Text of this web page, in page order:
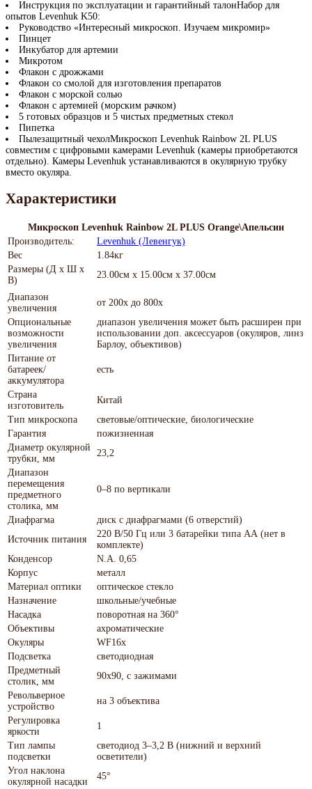
Инструкция по эксплуатации и гарантийный талонНабор для
опытов Levenhuk K50:
Руководство «Интересный микроскоп. Изучаем микромир»
Пинцет
Инкубатор для артемии
Микротом
Флакон с дрожжами
Флакон со смолой для изготовления препаратов
Флакон с морской солью
Флакон с артемией (морским рачком)
5 готовых образцов и 5 чистых предметных стекол
Пипетка
Пылезащитный чехолМикроскоп Levenhuk Rainbow 2L PLUS
совместим с цифровыми камерами Levenhuk (камеры приобретаются
отдельно). Камеры Levenhuk устанавливаются в окулярную трубку
вместо окуляра.
Характеристики
Микроскоп Levenhuk Rainbow 2L PLUS Orange\Апельсин
Производитель:
Levenhuk (Левенгук)
Вес
1.84кг
Размеры (Д х Ш х
В)
23.00см x 15.00см x 37.00см
Диапазон
увеличения
от 200х до 800х
Опциональные
возможности
увеличения
диапазон увеличения может быть расширен при
использовании доп. аксессуаров (окуляров, линз
Барлоу, объективов)
Питание от
батареек/
аккумулятора
есть
Страна
изготовитель
Китай
Тип микроскопа
световые/оптические, биологические
Гарантия
пожизненная
Диаметр окулярной
трубки, мм
23,2
Диапазон
перемещения
предметного
столика, мм
0–8 по вертикали
Диафрагма
диск с диафрагмами (6 отверстий)
Источник питания
220 В/50 Гц или 3 батарейки типа АА (нет в
комплекте)
Конденсор
N.A. 0,65
Корпус
металл
Материал оптики
оптическое стекло
Назначение
школьные/учебные
Насадка
поворотная на 360°
Объективы
ахроматические
Окуляры
WF16x
Подсветка
светодиодная
Предметный
столик, мм
90x90, с зажимами
Револьверное
устройство
на 3 объектива
Регулировка
яркости
1
Тип лампы
подсветки
светодиод 3–3,2 В (нижний и верхний
осветители)
Угол наклона
окулярной насадки
45°